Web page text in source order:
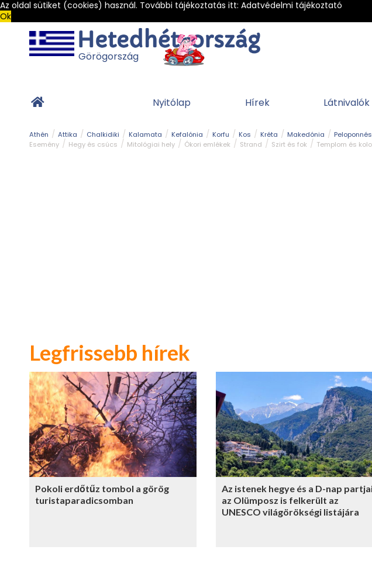
Az oldal sütiket (cookies) használ. További tájékoztatás itt: Adatvédelmi tájékoztató
Ok
Görögország
Nyitólap Hírek Látnivalók
Athén Attika Chalkidiki Kalamata Kefalónia Korfu Kos Kréta Makedónia
Esemény
Hegy és csúcs Mitológiai hely Ókori emlékek Strand Szirt és fok Templom és
Legfrissebb hírek
Pokoli erdőtűz tombol a görög
turistaparadicsomban
Az istenek hegye és a D-nap
az Olümposz is felkerült az
UNESCO világörökségi listájára